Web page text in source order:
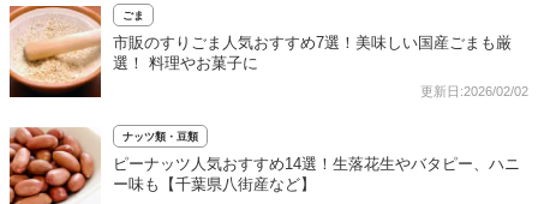
ごま
市販のすりごま人気おすすめ7選！美味しい国産ごまも厳
選！ 料理やお菓子に
更新日:2026/02/02
ナッツ類・豆類
ピーナッツ人気おすすめ14選！生落花生やバタピー、ハニ
ー味も【千葉県八街産など】